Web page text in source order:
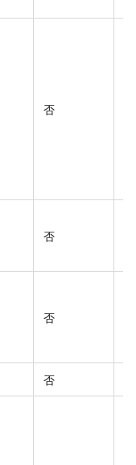
否
否
否
否